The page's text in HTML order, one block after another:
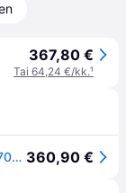
367,80 €
Tai 64,24 €/kk.¹
Intel Core i7-14700F 2.1 GHz 33 MB, LGA 1700 -suoritin 360,90 €